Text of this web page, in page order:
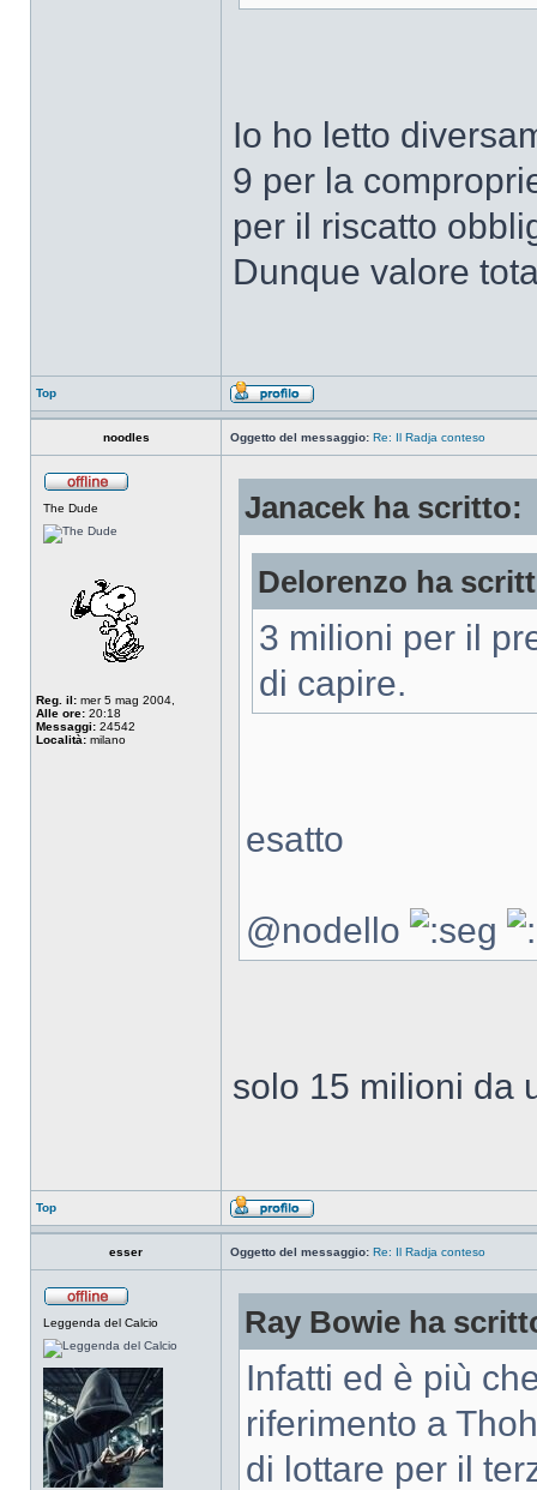
Io ho letto
9 per la
per il riscatto
Dunque valore
Top
noodles Oggetto del messaggio: Re: Il Radja conteso
The Dude
Reg. il: mer 5 mag 2004,
Alle ore: 20:18
Messaggi: 24542
Località: milano
Janacek ha scritto:
Delorenzo ha
3 milioni per il
di capire.
esatto
@nodello
solo 15 milioni da
Top
esser Oggetto del messaggio: Re: Il Radja conteso
Leggenda del Calcio Ray Bowie ha
Infatti ed è più
riferimento a
di lottare per il